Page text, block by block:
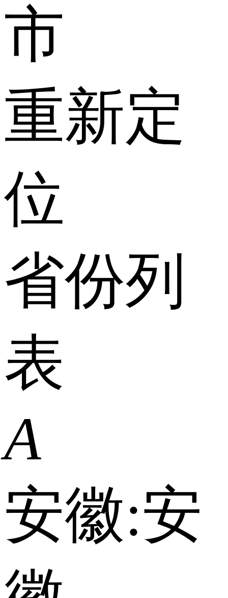
市
重新定
位
省份列
表
A
安徽:安